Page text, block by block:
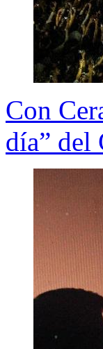
Con
día” del